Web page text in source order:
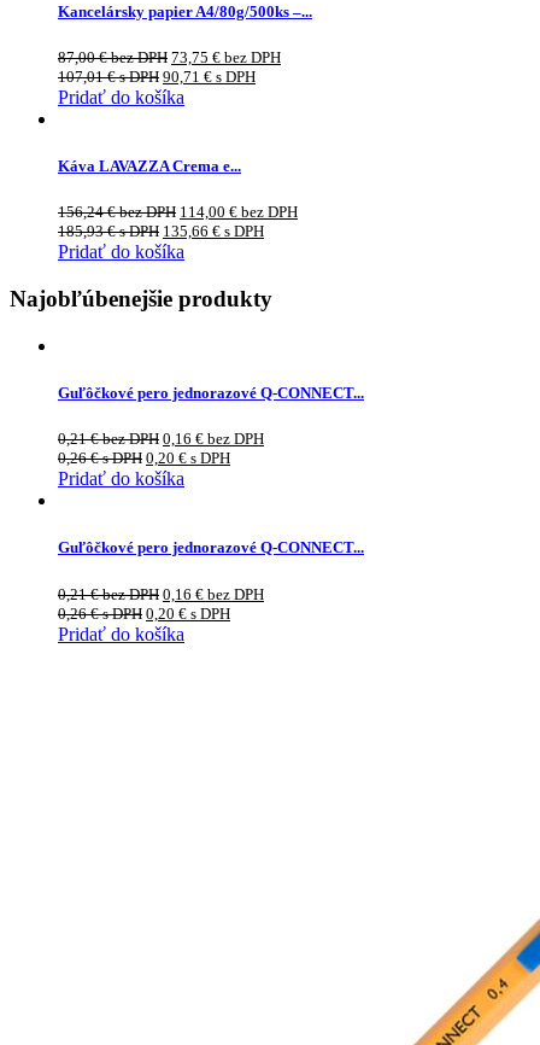
Kancelársky papier A4/80g/500ks –...
87,00€bez DPH 73,75 € bez DPH
107,01€s DPH 90,71 € s DPH
Pridať do košíka
Káva LAVAZZA Crema e...
156,24€bez DPH 114,00 € bez DPH
185,93€s DPH 135,66 € s DPH
Pridať do košíka
Najobľúbenejšie produkty
Guľôčkové pero jednorazové Q-CONNECT...
0,21€bez DPH 0,16 € bez DPH
0,26€s DPH 0,20 € s DPH
Pridať do košíka
Guľôčkové pero jednorazové Q-CONNECT...
0,21€bez DPH 0,16 € bez DPH
0,26€s DPH 0,20 € s DPH
Pridať do košíka